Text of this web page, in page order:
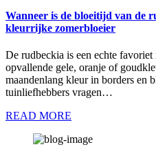
Wanneer is de bloeitijd van de
kleurrijke zomerbloeier
De rudbeckia is een echte
opvallende gele, oranje of
maandenlang kleur in borders en
tuinliefhebbers vragen…
READ MORE